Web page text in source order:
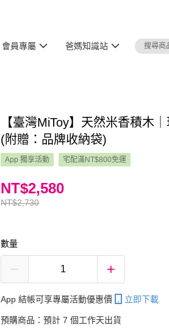
會員專屬 爸媽知識站
【臺灣MiToy】天然米香積木
(附贈：品牌收納袋)
App 獨享活動 宅配滿NT$800免運
NT$2,730
NT$2,580
數量
App 結帳可享專屬活動優惠價 立即下載
預購商品：預計 7 個工作天出貨